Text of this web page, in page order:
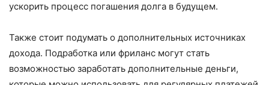
ускорить процесс погашения долга в будущем.
Также стоит подумать о дополнительных источниках
дохода. Подработка или фриланс могут стать
возможностью заработать дополнительные деньги,